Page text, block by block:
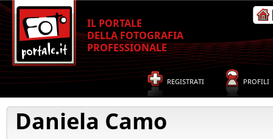
IL PORTALE
DELLA FOTOGRAFIA
PROFESSIONALE
REGISTRATI PROFILI
Daniela Camo